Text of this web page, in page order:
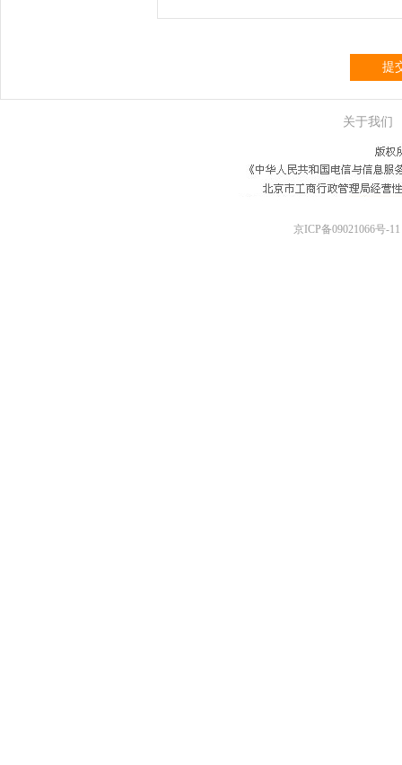
提
关于我们
京ICP备09021066号-11